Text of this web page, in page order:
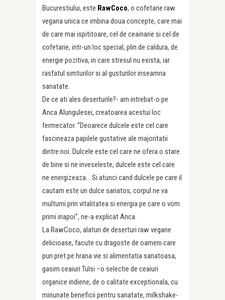
Bucurestiului, este RawCoco, o cofetarie raw
vegana unica ce imbina doua concepte, care mai
de care mai ispititoare, cel de ceainarie si cel de
cofetarie, intr-un loc special, plin de caldura, de
energie pozitiva, in care stresul nu exista, iar
rasfatul simturilor si al gusturilor inseamna
sanatate.
De ce ati ales deserturile?- am intrebat-o pe
Anca Alungulesei, creatoarea acestui loc
fermecator. “Deoarece dulcele este cel care
fascineaza papilele gustative ale majoritatii
dintre noi. Dulcele este cel care ne ofera o stare
de bine si ne inveseleste, dulcele este cel care
ne energizeaza… Si atunci cand dulcele pe care il
cautam este un dulce sanatos, corpul ne va
multumi prin vitalitatea si energia pe care o vom
primi inapoi”, ne-a explicat Anca.
La RawCoco, alaturi de deserturi raw vegane
delicioase, facute cu dragoste de oameni care
pun pret pe hrana vie si alimentatia sanatoasa,
gasim ceaiuri Tulsi –o selectie de ceaiuri
organice indiene, de o calitate exceptionala, cu
minunate beneficii pentru sanatate, milkshake-